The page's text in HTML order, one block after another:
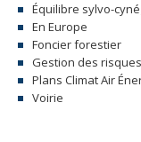
Équilibre sylvo-
En Europe
Foncier forestier
Gestion des risques
Plans Climat Air
Voirie